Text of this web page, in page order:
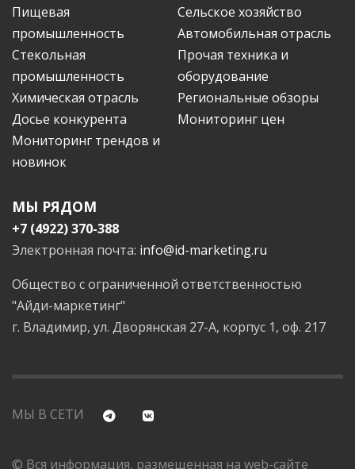
Пищевая
промышленность
Сельское хозяйство
Автомобильная отрасль
Стекольная
промышленность
Прочая техника и
оборудование
Химическая отрасль
Региональные обзоры
Досье конкурента
Мониторинг цен
Мониторинг трендов и
новинок
МЫ РЯДОМ
+7 (4922) 370-388
Электронная почта: info@id-marketing.ru
Общество с ограниченной ответственностью
"Айди-маркетинг"
г. Владимир, ул. Дворянская 27-А, корпус 1, оф. 217
МЫ В СЕТИ
© Вся информация, размещенная на web-сайте